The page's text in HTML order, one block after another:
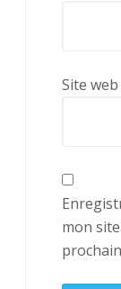
Site web
mon